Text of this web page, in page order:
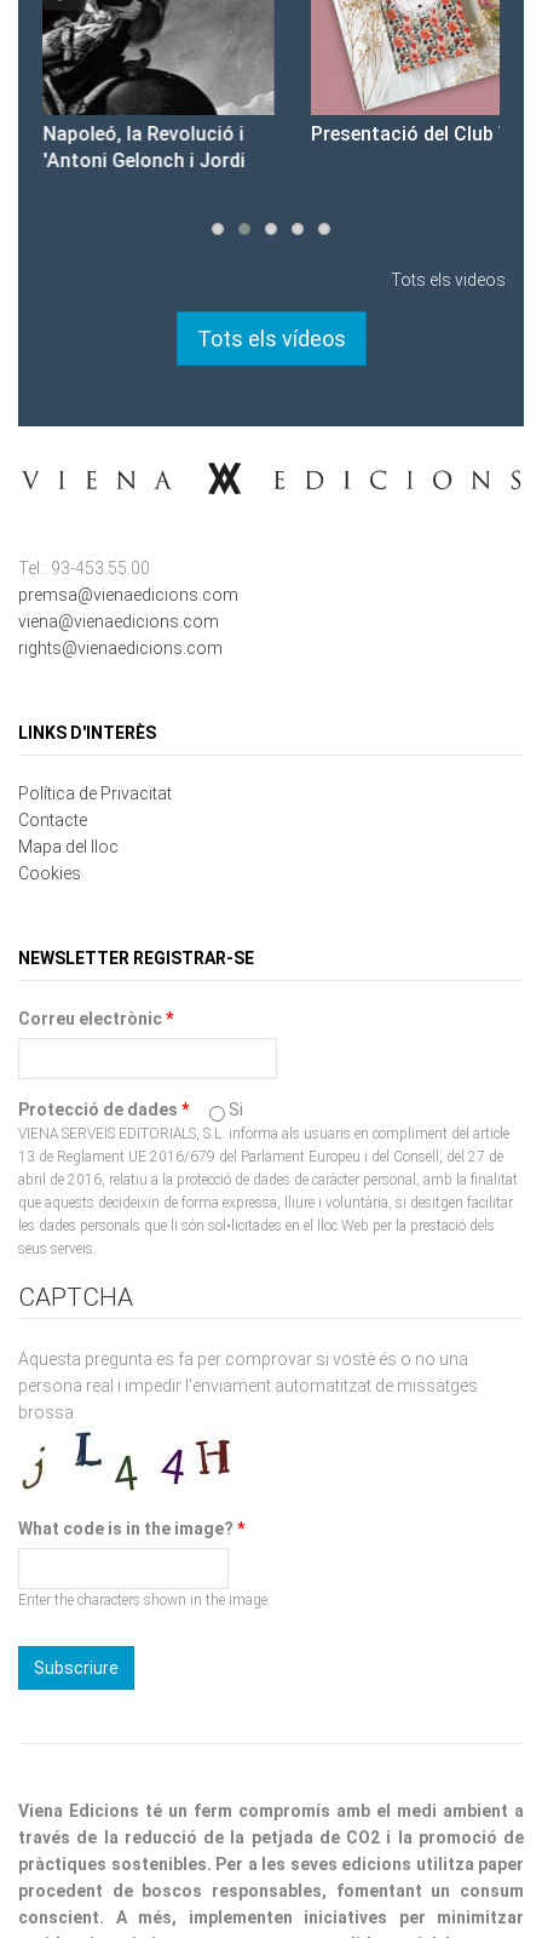
Presentació del Club Victòria
Tots els vídeos
premsa@vienaedicions.com
viena@vienaedicions.com
rights@vienaedicions.com
Política de Privacitat
Contacte
Mapa del lloc
Cookies
Correu electrònic*
Protecció de dades* Si
VIENA SERVEIS EDITORIALS, S.L. informa als usuaris en compliment del article
13 de Reglament UE 2016/679 del Parlament Europeu i del Consell, del 27 de
abril de 2016, relatiu a la protecció de dades de caràcter personal, amb la finalitat
que aquests decideixin de forma expressa, lliure i voluntària, si desitgen facilitar
les dades personals que li són sol•licitades en el lloc Web per la prestació dels
seus serveis.
persona real i impedir l'enviament automatitzat de missatges
brossa.
What code is in the image?
través de la reducció de la petjada de CO2 i la promoció de
pràctiques sostenibles. Per a les seves edicions utilitza paper
procedent de boscos responsables, fomentant un consum
conscient. A més, implementen iniciatives per minimitzar
residus i optimitzar processos, consolidant així la nostra